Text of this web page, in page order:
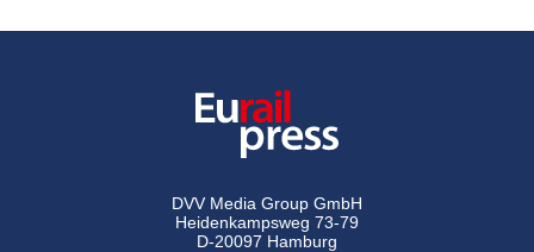
DVV Media Group GmbH
Heidenkampsweg 73-79
D-20097 Hamburg